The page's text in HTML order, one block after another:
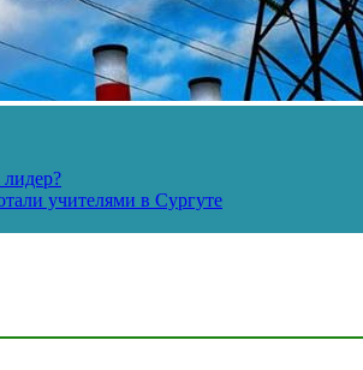
учителями в Сургуте